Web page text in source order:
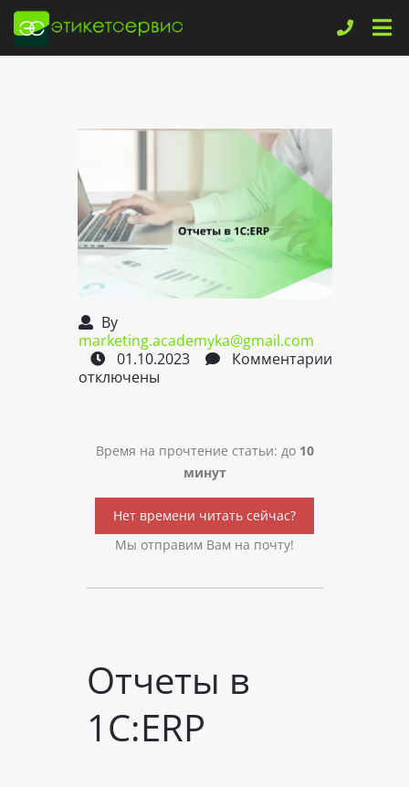
By
marketing.academyka@gmail.com
01.10.2023
Комментарии
отключены
Время на прочтение статьи: до 10
минут
Нет времени читать сейчас?
Мы отправим Вам на почту!
Отчеты в
1С:ERP